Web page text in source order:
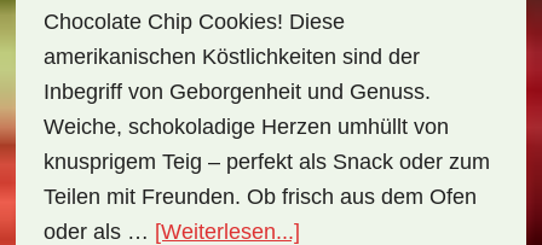
Chocolate Chip Cookies! Diese
amerikanischen Köstlichkeiten sind der
Inbegriff von Geborgenheit und Genuss.
Weiche, schokoladige Herzen umhüllt von
knusprigem Teig – perfekt als Snack oder zum
Teilen mit Freunden. Ob frisch aus dem Ofen
oder als … [Weiterlesen...]ÜberNationalgericht